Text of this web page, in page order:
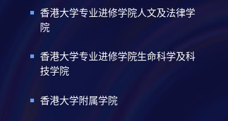
香港大学专业进修学院人文及法律学
院
香港大学专业进修学院生命科学及科
技学院
香港大学附属学院